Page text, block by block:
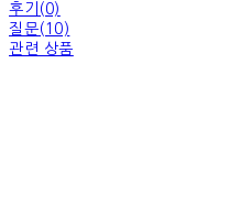
후기(0)
질문(10)
관련 상품